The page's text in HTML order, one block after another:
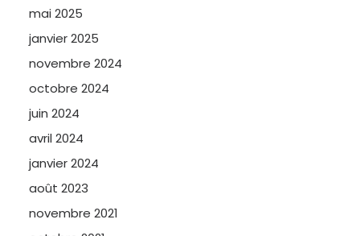
mai 2025
janvier 2025
novembre 2024
octobre 2024
juin 2024
avril 2024
janvier 2024
août 2023
novembre 2021